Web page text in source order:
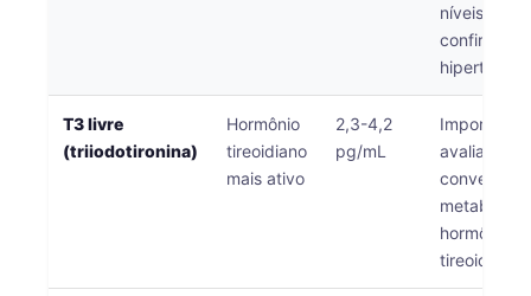
níveis altos
confirmam
T3 livre
(triiodotironina)
Hormônio
tireoidiano
mais ativo
2,3-4,2
pg/mL
Importante
avaliar a
conversão
hormônio
tireoidiano.
Русский
Lietuvių kalba